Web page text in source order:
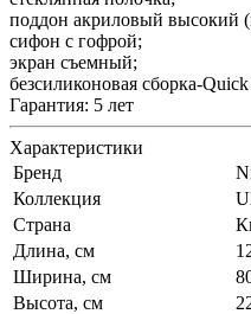
поддон акриловый высокий
сифон с гофрой;
экран съемный;
безсиликоновая сборка-
Гарантия: 5 лет
Характеристики
Бренд
Коллекция
Страна
Длина, см
Ширина, см
Высота, см